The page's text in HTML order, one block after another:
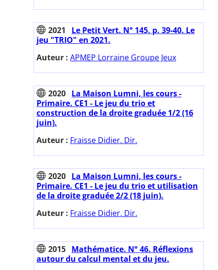
2021
Le Petit Vert. N° 145. p. 39-40. Le
jeu "TRIO" en 2021.
Auteur : APMEP Lorraine Groupe Jeux
2020 La Maison Lumni, les cours -
Primaire. CE1 - Le jeu du trio et
construction de la droite graduée 1/2 (16
juin).
Auteur : Fraisse Didier. Dir.
2020 La Maison Lumni, les cours -
Primaire. CE1 - Le jeu du trio et utilisation
de la droite graduée 2/2 (18 juin).
Auteur : Fraisse Didier. Dir.
2015 Mathématice. N° 46. Réflexions
autour du calcul mental et du jeu.